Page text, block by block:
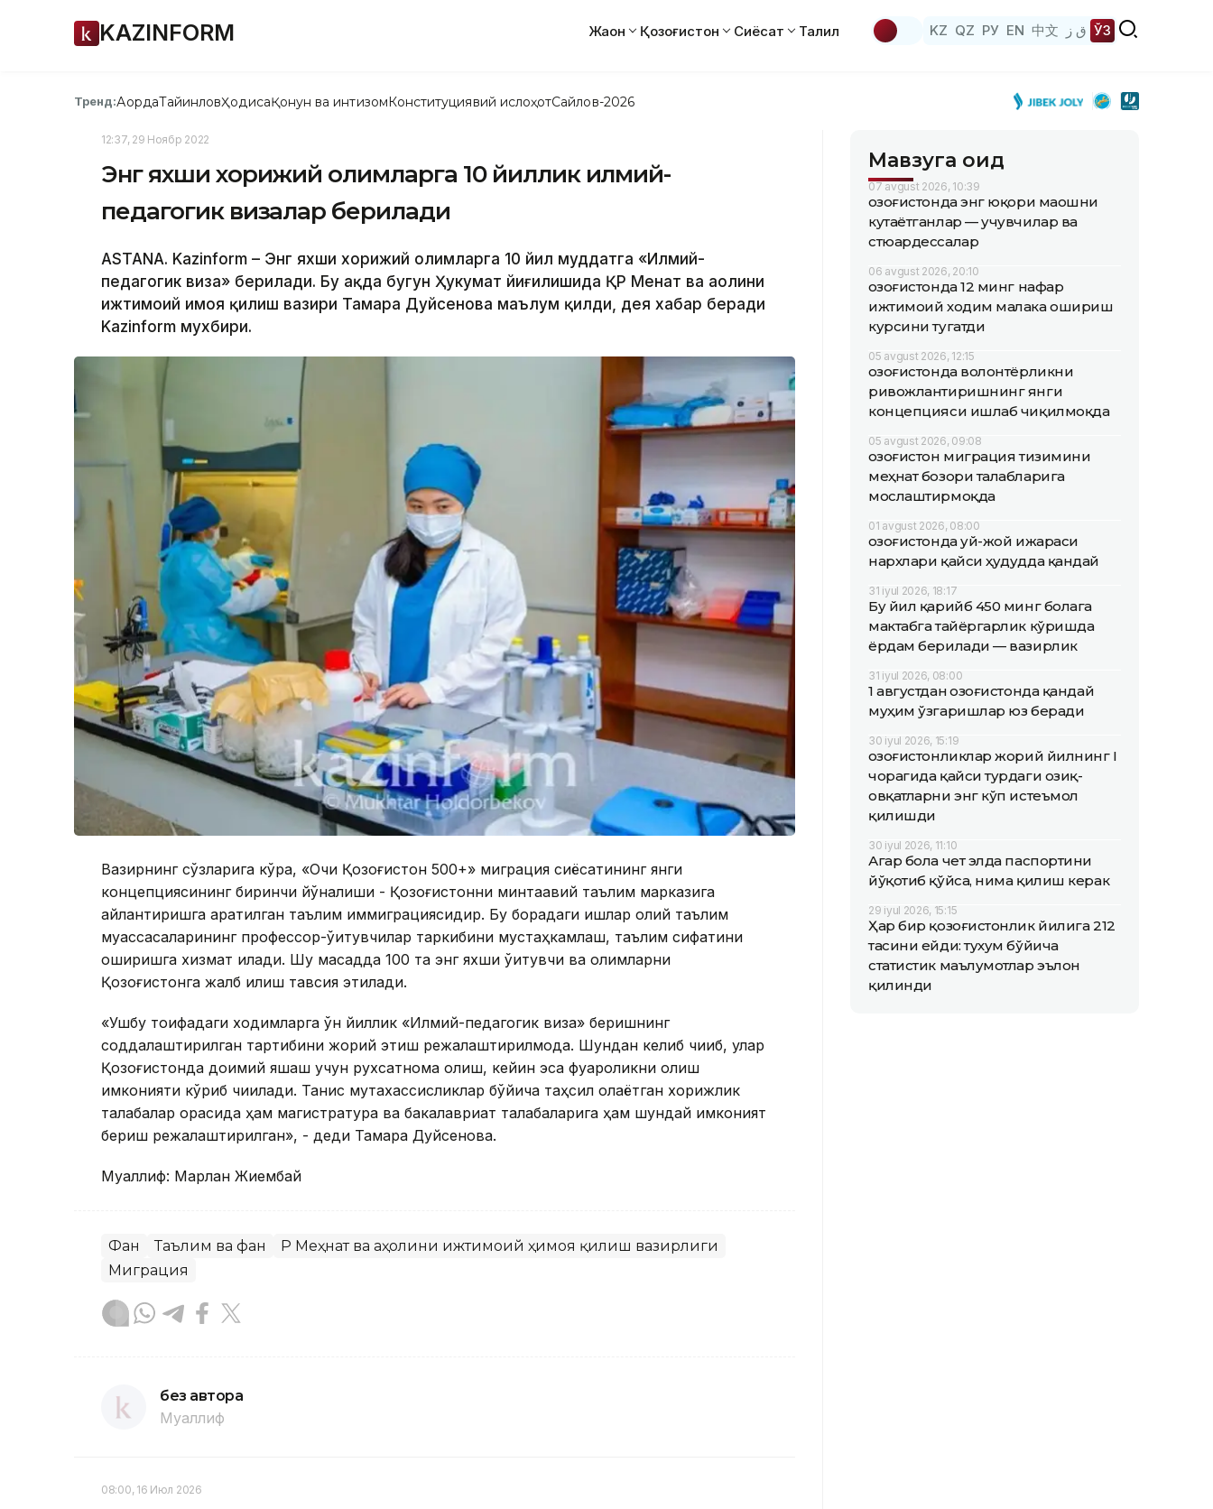
KAZINFORM Жаҳон Қозоғистон Сиёсат Таҳлил KZ QZ РУ EN 中文 ق ز ЎЗ
Тренд:АқордаТайинловҲодисаҚонун ва интизомКонституциявий ислоҳотСайлов-2026
12:37, 29 Ноябр 2022
Энг яхши хорижий олимларга 10 йиллик илмий-
педагогик визалар берилади
ASTANA. Kazinform – Энг яхши хорижий олимларга 10 йил муддатга «Илмий-
педагогик виза» берилади. Бу ҳақда бугун Ҳукумат йиғилишида ҚР Меҳнат ва аҳолини
ижтимоий ҳимоя қилиш вазири Тамара Дуйсенова маълум қилди, дея хабар беради
Kazinform мухбири.
Вазирнинг сўзларига кўра, «Очиқ Қозоғистон 500+» миграция сиёсатининг янги
концепциясининг биринчи йўналиши - Қозоғистонни минтақавий таълим марказига
айлантиришга қаратилган таълим иммиграциясидир. Бу борадаги ишлар олий таълим
муассасаларининг профессор-ўқитувчилар таркибини мустаҳкамлаш, таълим сифатини
оширишга хизмат қилади. Шу мақсадда 100 та энг яхши ўқитувчи ва олимларни
Қозоғистонга жалб қилиш тавсия этилади.
«Ушбу тоифадаги ходимларга ўн йиллик «Илмий-педагогик виза» беришнинг
соддалаштирилган тартибини жорий этиш режалаштирилмоқда. Шундан келиб чиқиб, улар
Қозоғистонда доимий яшаш учун рухсатнома олиш, кейин эса фуқароликни олиш
имконияти кўриб чиқилади. Танқис мутахассисликлар бўйича таҳсил олаётган хорижлик
талабалар орасида ҳам магистратура ва бакалавриат талабаларига ҳам шундай имконият
бериш режалаштирилган», - деди Тамара Дуйсенова.
Муаллиф: Марлан Жиембай
Фан Таълим ва фан
ҚР Меҳнат ва аҳолини ижтимоий ҳимоя қилиш вазирлиги
Миграция
без автора
Муаллиф
08:00, 16 Июл 2026
Мавзуга оид
07 avgust 2026, 10:39
Қозоғистонда энг юқори маошни
кутаётганлар — учувчилар ва
стюардессалар
06 avgust 2026, 20:10
Қозоғистонда 12 минг нафар
ижтимоий ходим малака ошириш
курсини тугатди
05 avgust 2026, 12:15
Қозоғистонда волонтёрликни
ривожлантиришнинг янги
концепцияси ишлаб чиқилмоқда
05 avgust 2026, 09:08
Қозоғистон миграция тизимини
меҳнат бозори талабларига
мослаштирмоқда
01 avgust 2026, 08:00
Қозоғистонда уй-жой ижараси
нархлари қайси ҳудудда қандай
31 iyul 2026, 18:17
Бу йил қарийб 450 минг болага
мактабга тайёргарлик кўришда
ёрдам берилади — вазирлик
31 iyul 2026, 08:00
1 августдан Қозоғистонда қандай
муҳим ўзгаришлар юз беради
30 iyul 2026, 15:19
Қозоғистонликлар жорий йилнинг I
чорагида қайси турдаги озиқ-
овқатларни энг кўп истеъмол
қилишди
30 iyul 2026, 11:10
Агар бола чет элда паспортини
йўқотиб қўйса, нима қилиш керак
29 iyul 2026, 15:15
Ҳар бир қозоғистонлик йилига 212
тасини ейди: тухум бўйича
статистик маълумотлар эълон
қилинди